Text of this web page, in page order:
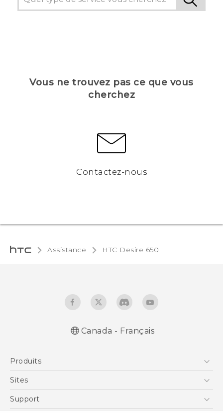
Vous ne trouvez pas ce que vous
cherchez
Contactez-nous
Assistance HTC Desire 650‎
Canada - Français
Produits
5G
EXODUS
Sites
HTC Dev
Support